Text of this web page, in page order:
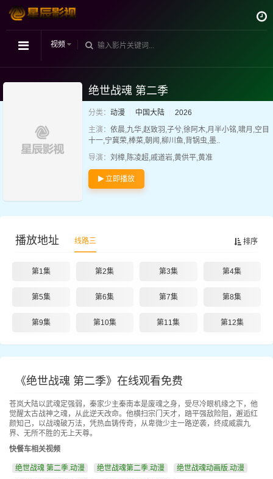
视频
绝世战魂 第二季
分类： 动漫 中国大陆
2026
主演： 依晨,九华,赵致羽,子兮,徐阿木,月半小铭,啸月,空目
十一,宁冀荣,棒菜,朝闻,柳川鱼,背锅虫,墨..
导演： 刘樟,陈凌超,戚道岩,黄供平,黄准
立即播放
排序
播放地址 线路三
第1集 第2集 第3集 第4集
第5集 第6集 第7集 第8集
第9集 第10集 第11集 第12集
《绝世战魂 第二季》在线观看免费
苍岚大陆以武魂定强弱，秦家少主秦南本是废魂之身，受尽冷眼机缘之下，他
觉醒太古战神之魂，从此逆天改命。他横扫宗门天才，踏平强敌险阻，邂逅红
颜知己，以战魂破万法，凭热血铸传奇，从卑微少主一路逆袭，终成威震九
界、无所不胜的无上天尊。
快餐车相关视频
绝世战魂 第二季.动漫 绝世战魂第二季.动漫
绝世战魂动画版.动漫